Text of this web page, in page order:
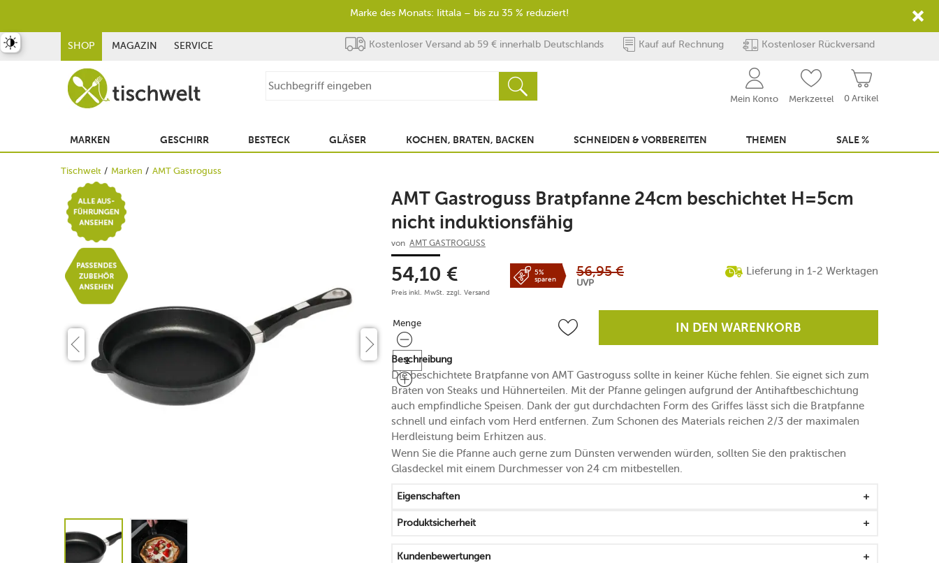
SHOP MAGAZIN SERVICE Kostenloser Versand ab 59 € innerhalb Deutschlands Kauf auf Rechnung Kostenloser Rückversand
0 Artikel
Mein Konto Merkzettel
MARKEN GESCHIRR BESTECK GLÄSER KOCHEN, BRATEN, BACKEN SCHNEIDEN & VORBEREITEN THEMEN SALE %
Tischwelt Marken AMT Gastroguss
AMT Gastroguss Bratpfanne 24cm beschichtet H=5cm
nicht induktionsfähig
von AMT GASTROGUSS
54,10 €
Preis inkl. MwSt. zzgl. Versand
5%
sparen
56,95 €
UVP
Lieferung in 1-2 Werktagen
Menge
Menge IN DEN WARENKORB
Beschreibung
Die beschichtete Bratpfanne von AMT Gastroguss sollte in keiner Küche fehlen. Sie eignet sich zum
Braten von Steaks und Hühnerteilen. Mit der Pfanne gelingen aufgrund der Antihaftbeschichtung
auch empfindliche Speisen. Dank der gut durchdachten Form des Griffes lässt sich die Bratpfanne
schnell und einfach vom Herd entfernen. Zum Schonen des Materials reichen 2/3 der maximalen
Herdleistung beim Erhitzen aus.
Wenn Sie die Pfanne auch gerne zum Dünsten verwenden würden, sollten Sie den praktischen
Glasdeckel mit einem Durchmesser von 24 cm mitbestellen.
Eigenschaften
Produktsicherheit
Kundenbewertungen
umschalten
Marke des Monats: Iittala – bis zu 35 % reduziert!